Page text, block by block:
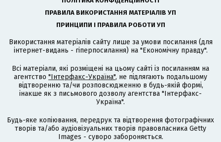
ПРАВИЛА ВИКОРИСТАННЯ МАТЕРІАЛІВ УП
ПРИНЦИПИ І ПРАВИЛА РОБОТИ УП
Використання матеріалів сайту лише за умови посилання (для
інтернет-видань - гіперпосилання) на "Економічну правду".
Всі матеріали, які розміщені на цьому сайті із посиланням на
агентство "Інтерфакс-Україна", не підлягають подальшому
відтворенню та/чи розповсюдженню в будь-якій формі,
інакше як з письмового дозволу агентства "Інтерфакс-
Україна".
Будь-яке копіювання, передрук та відтворення фотографічних
творів та/або аудіовізуальних творів правовласника Getty
Images - суворо забороняється.